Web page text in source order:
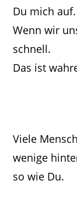
Du mich auf.
Wenn wir
schnell.
Das ist
Viele
wenige
so wie Du.